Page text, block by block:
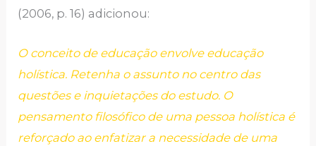
(2006, p. 16) adicionou:
O conceito de educação envolve educação
holística. Retenha o assunto no centro das
questões e inquietações do estudo. O
pensamento filosófico de uma pessoa holística é
reforçado ao enfatizar a necessidade de uma